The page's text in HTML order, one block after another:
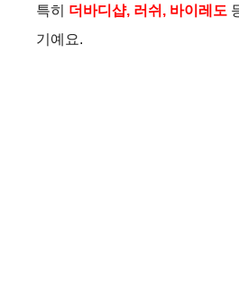
특히 더바디샵, 러쉬, 바이레도
기예요.